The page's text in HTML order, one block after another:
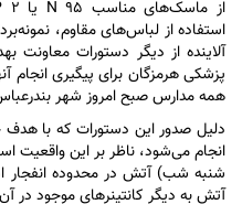
استفاده از لباس‌های مقاوم،
آلاینده از دیگر دستورات معاونت
پزشکی هرمزگان برای پیگیری
همه مدارس صبح امروز شهر
دلیل صدور این دستورات که با
شنبه شب) آتش در محدوده انفجار
آتش به دیگر کانتینر‌های موجود در